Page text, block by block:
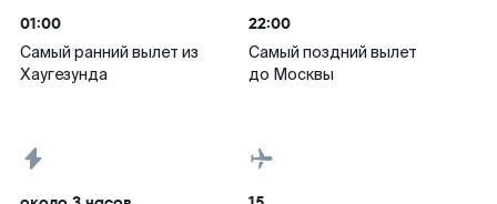
01:00
Самый ранний вылет из
Хаугезунда
22:00
Самый поздний вылет
до Москвы